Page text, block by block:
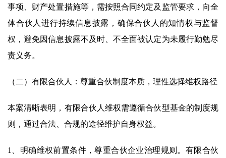
事项、财产处置措施等，需按照合同约定及监管要求，向全
体合伙人进行持续信息披露，确保合伙人的知情权与监督
权，避免因信息披露不及时、不全面被认定为未履行勤勉尽
责义务。
（二）有限合伙人：尊重合伙制度本质，理性选择维权路径
本案清晰表明，有限合伙人维权需遵循合伙型基金的制度规
则，通过合法、合规的途径维护自身权益。
1、明确维权前置条件，尊重合伙企业治理规则。有限合伙